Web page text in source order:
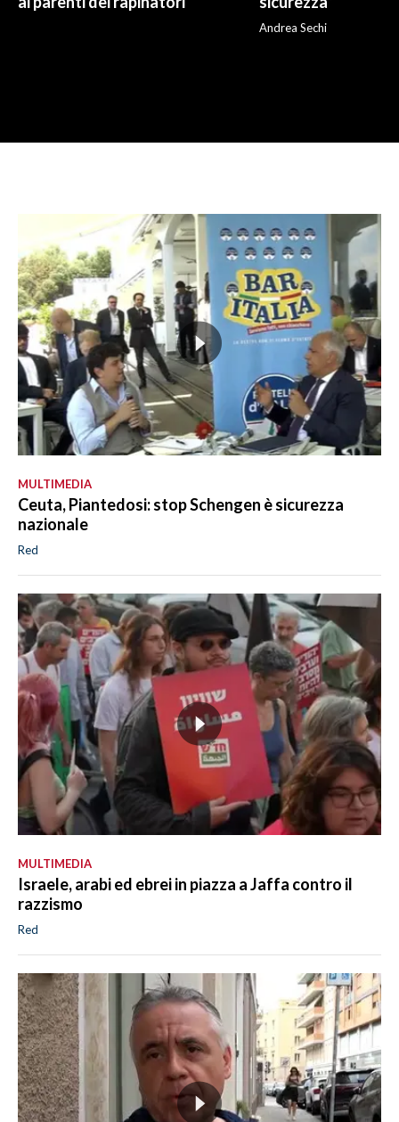
Andrea Sechi
MULTIMEDIA
Ceuta, Piantedosi: stop Schengen è sicurezza
nazionale
Red
MULTIMEDIA
Israele, arabi ed ebrei in piazza a Jaffa contro il
razzismo
Red